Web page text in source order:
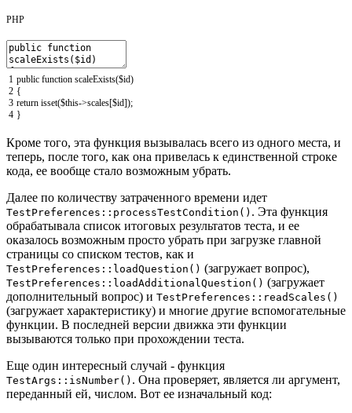
PHP
1
2
3
4
public function scaleExists($id)
{
return isset($this->scales[$id]);
}
Кроме того, эта функция вызывалась всего из одного места, и
теперь, после того, как она привелась к единственной строке
кода, ее вообще стало возможным убрать.
Далее по количеству затраченного времени идет
TestPreferences::processTestCondition() . Эта функция
обрабатывала список итоговых результатов теста, и ее
оказалось возможным просто убрать при загрузке главной
страницы со списком тестов, как и
TestPreferences::loadQuestion() (загружает вопрос),
TestPreferences::loadAdditionalQuestion() (загружает
дополнительный вопрос) и TestPreferences::readScales()
(загружает характеристику) и многие другие вспомогательные
функции. В последней версии движка эти функции
вызываются только при прохождении теста.
Еще один интересный случай - функция
TestArgs::isNumber() . Она проверяет, является ли аргумент,
переданный ей, числом. Вот ее изначальный код: